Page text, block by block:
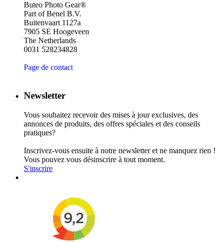
Buteo Photo Gear®
Part of Benel B.V.
Buitenvaart 1127a
7905 SE Hoogeveen
The Netherlands
0031 528234828
Page de contact
Newsletter
Vous souhaitez recevoir des mises à jour exclusives, des
annonces de produits, des offres spéciales et des conseils
pratiques?
Inscrivez-vous ensuite à notre newsletter et ne manquez rien !
Vous pouvez vous désinscrire à tout moment.
S'inscrire